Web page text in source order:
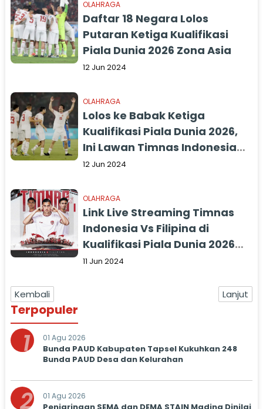
OLAHRAGA
Daftar 18 Negara Lolos
Putaran Ketiga Kualifikasi
Piala Dunia 2026 Zona Asia
12 Jun 2024
OLAHRAGA
Lolos ke Babak Ketiga
Kualifikasi Piala Dunia 2026,
Ini Lawan Timnas Indonesia
Selanjutnya Lengkap dengan
12 Jun 2024
OLAHRAGA
Link Live Streaming Timnas
Indonesia Vs Filipina di
Kualifikasi Piala Dunia 2026
Malam Ini
11 Jun 2024
Kembali Lanjut
Terpopuler
1 01 Agu 2026
Bunda PAUD Kabupaten Tapsel Kukuhkan 248
Bunda PAUD Desa dan Kelurahan
2 01 Agu 2026